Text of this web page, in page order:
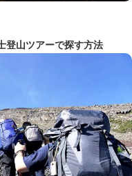
登山ツアーで探す方法